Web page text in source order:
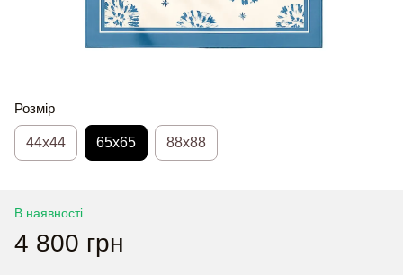
Розмір
44х44 65x65 88x88
В наявності
4 800 грн